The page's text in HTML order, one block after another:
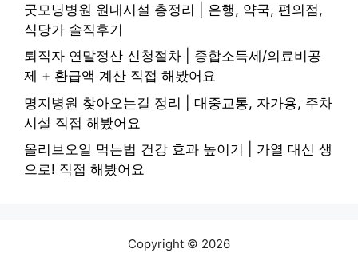
굿모닝병원 원내시설 총정리 | 은행, 약국, 편의점,
식당가 솔직후기
퇴직자 연말정산 신청절차 | 종합소득세/의료비공
제 + 환급액 계산 직접 해봤어요
명지병원 찾아오는길 정리 | 대중교통, 자가용, 주차
시설 직접 해봤어요
올리브오일 먹는법 건강 효과 높이기 | 가열 대신 생
으로! 직접 해봤어요
Copyright © 2026